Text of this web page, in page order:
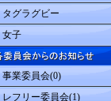
タグラグビー
女子
事業委員会(0)
レフリー委員会(1)